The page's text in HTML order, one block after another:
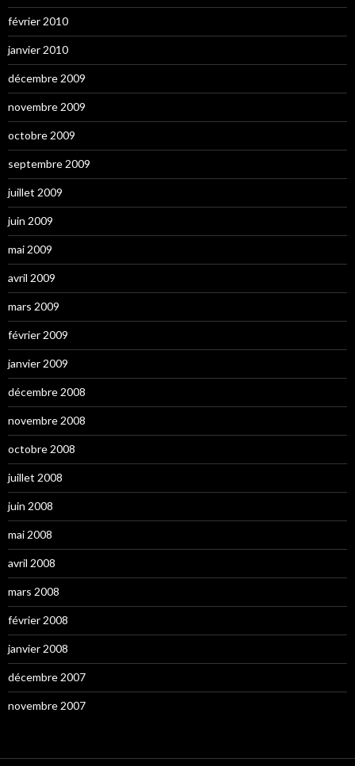
février 2010
janvier 2010
décembre 2009
novembre 2009
octobre 2009
septembre 2009
juillet 2009
juin 2009
mai 2009
avril 2009
mars 2009
février 2009
janvier 2009
décembre 2008
novembre 2008
octobre 2008
juillet 2008
juin 2008
mai 2008
avril 2008
mars 2008
février 2008
janvier 2008
décembre 2007
novembre 2007